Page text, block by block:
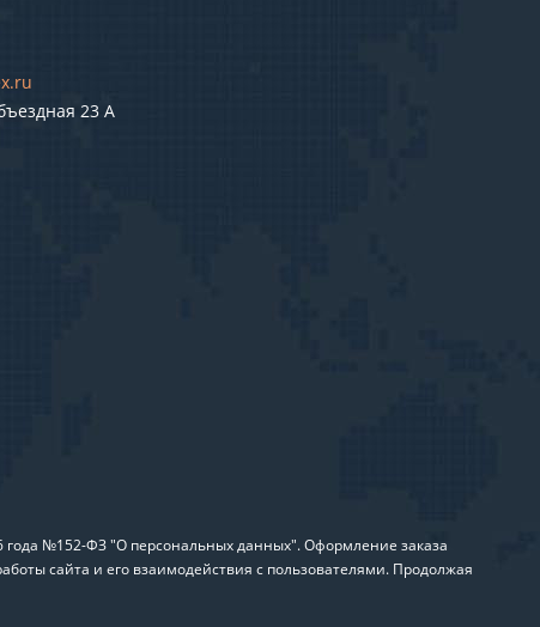
23 А
года №152-ФЗ "О персональных данных". Оформление заказа
сайта и его взаимодействия с пользователями. Продолжая